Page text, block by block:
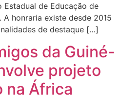
de Educação de
A honraria existe desde 2015
de destaque […]
da Guiné-
projeto
na África